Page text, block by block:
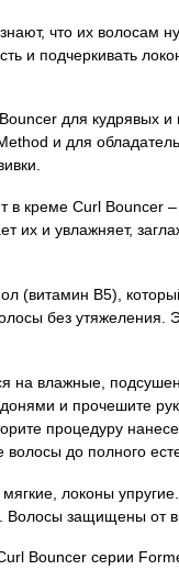
что их волосам
и подчеркивать
для кудрявых
и для
в креме Curl Bouncer
их и увлажняет,
(витамин В5),
без утяжеления.
на влажные,
и прочешите
процедуру
до полного
локоны
Волосы защищены
Bouncer серии